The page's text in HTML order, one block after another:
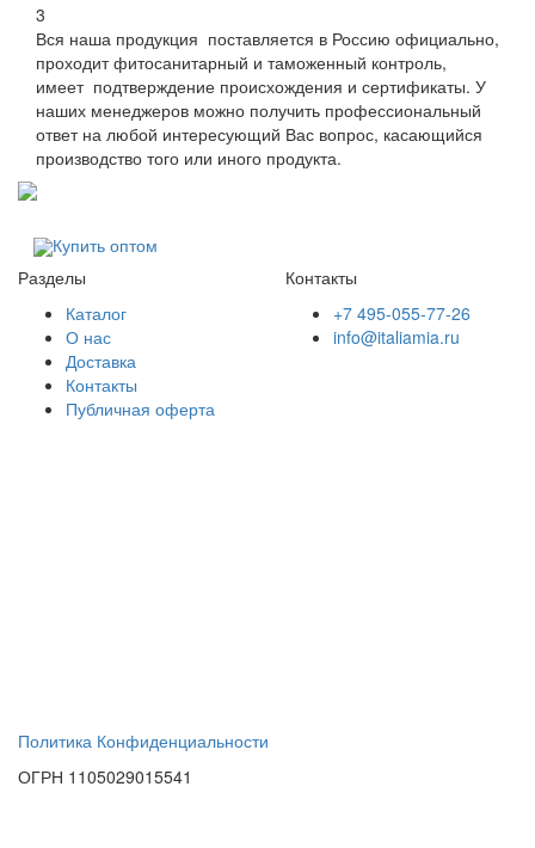
3
Вся наша продукция поставляется в Россию официально,
проходит фитосанитарный и таможенный контроль,
имеет подтверждение происхождения и сертификаты. У
наших менеджеров можно получить профессиональный
ответ на любой интересующий Вас вопрос, касающийся
производство того или иного продукта.
Купить оптом
Разделы
Каталог
О нас
Доставка
Контакты
Публичная оферта
Контакты
+7 495-055-77-26
info@italiamia.ru
Политика Конфиденциальности
ОГРН 1105029015541